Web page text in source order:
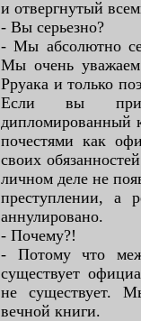
и отвергнутый
- Вы серьезно?
- Мы абсолютно
Мы очень
Рруака и только
Если вы
дипломированный
почестями как
своих
личном деле не
преступлении, а
аннулировано.
- Почему?!
- Потому что
существует
не существует.
вечной книги.